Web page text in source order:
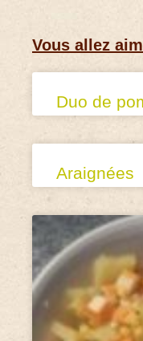
Vous allez
Duo de
Araignées